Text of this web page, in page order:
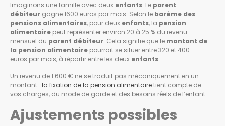
Imaginons une famille avec deux enfants. Le parent
débiteur gagne 1600 euros par mois. Selon le barème des
pensions alimentaires, pour deux enfants, la pension
alimentaire peut représenter environ 20 à 25 % du revenu
mensuel du parent débiteur. Cela signifie que le montant de
la pension alimentaire pourrait se situer entre 320 et 400
euros par mois, à répartir entre les deux enfants.
Un revenu de 1 600 € ne se traduit pas mécaniquement en un
montant : la fixation de la pension alimentairetient compte de
vos charges, du mode de garde et des besoins réels de l’enfant.
Ajustements possibles